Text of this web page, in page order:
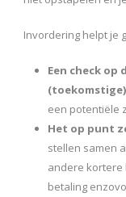
Invordering helpt je
Een check op
een potentiële
Het op punt
stellen samen
andere kortere
betaling